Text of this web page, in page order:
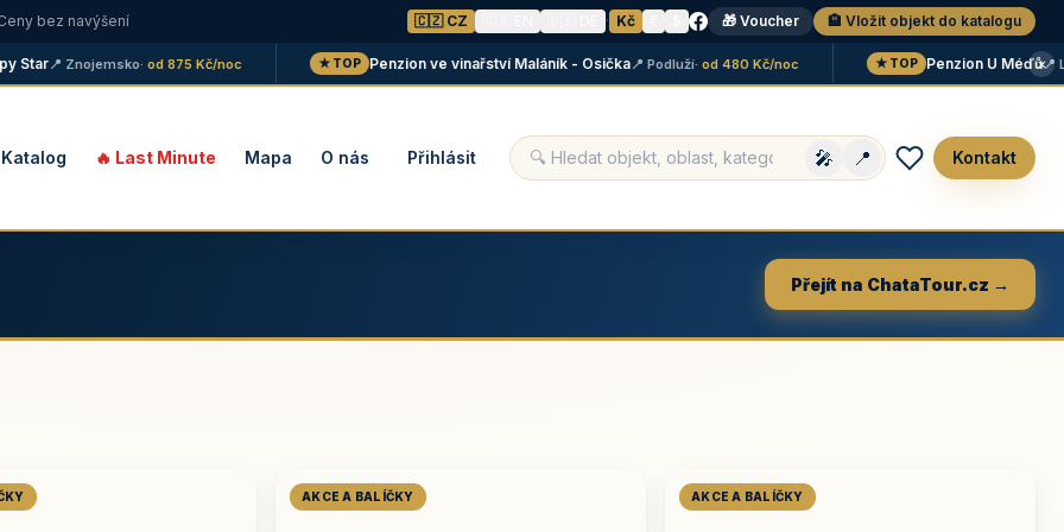
bez navýšení 🇨🇿 CZ · Kč 🎁 Voucher 🏨 Vložit objekt do katalogu
📍 Znojemsko· od 875 Kč/noc ★ TOP Penzion ve vinařství Maláník - Osička📍 Podluží· od 480 Kč/noc ★ TOP Penzion U Méďů📍 Lipno
×
Katalog 🔥 Last Minute Mapa O nás Přihlásit 🎤 📍 Kontakt
Přejít na ChataTour.cz →
AKCE A BALÍČKY AKCE A BALÍČKY